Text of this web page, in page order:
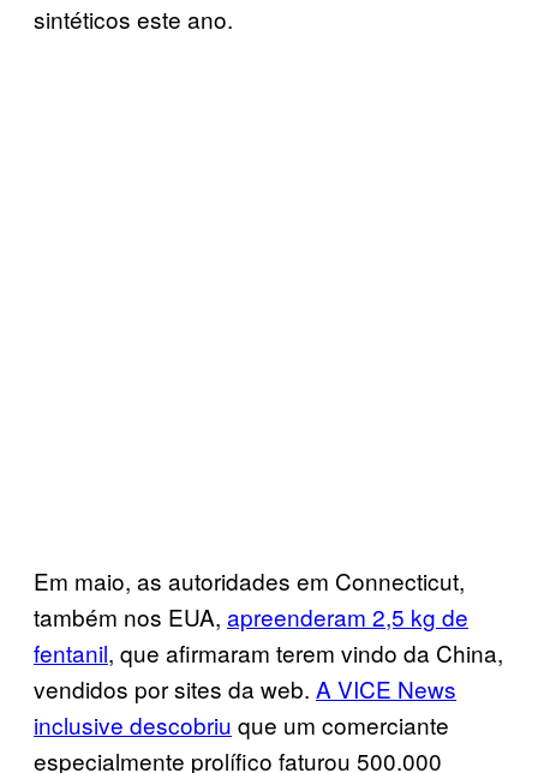
sintéticos este ano.
Em maio, as autoridades em Connecticut,
também nos EUA, apreenderam 2,5 kg de
fentanil, que afirmaram terem vindo da China,
vendidos por sites da web. A VICE News
inclusive descobriu que um comerciante
especialmente prolífico faturou 500.000